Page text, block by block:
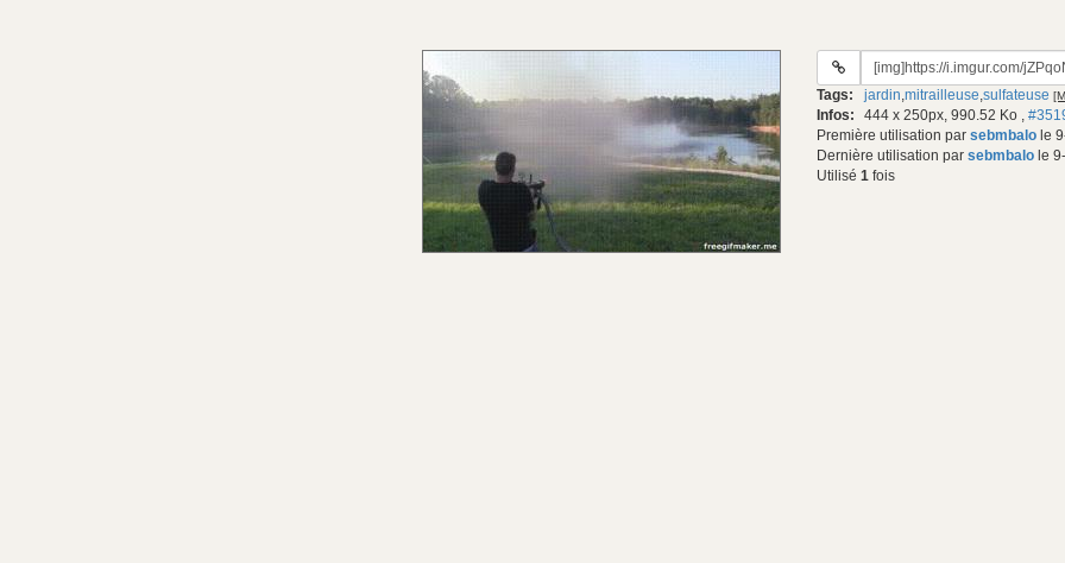
URL
gif:
Tags: jardin,mitrailleuse,sulfateuse
Infos: 444 x 250px, 990.52 Ko ,
Première utilisation par sebmbalo le
Dernière utilisation par sebmbalo le
Utilisé 1 fois